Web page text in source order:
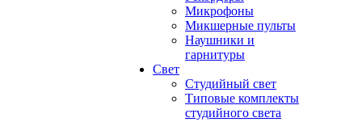
Микрофоны
Микшерные пульты
Наушники и
гарнитуры
Свет
Студийный свет
Типовые комплекты
студийного света